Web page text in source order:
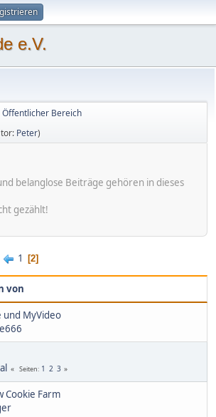
e.V.
Öffentlicher Bereich
Peter)
belanglose Beiträge gehören in dieses
gezählt!
1 2
von
und MyVideo
Seiten 1 2 3
Cookie Farm